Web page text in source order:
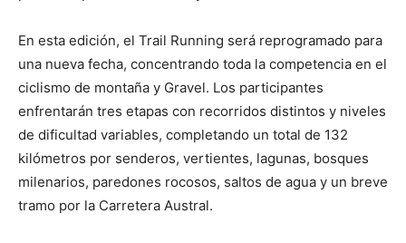
En esta edición, el Trail Running será reprogramado para
una nueva fecha, concentrando toda la competencia en el
ciclismo de montaña y Gravel. Los participantes
enfrentarán tres etapas con recorridos distintos y niveles
de dificultad variables, completando un total de 132
kilómetros por senderos, vertientes, lagunas, bosques
milenarios, paredones rocosos, saltos de agua y un breve
tramo por la Carretera Austral.